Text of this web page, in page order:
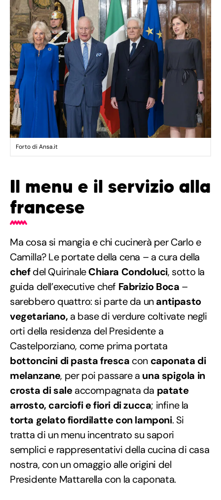
Forto di Ansa.it
Il menu e il servizio alla
francese
Ma cosa si mangia e chi cucinerà per Carlo e
Camilla? Le portate della cena – a cura della
chefdel QuirinaleChiara Condoluci, sotto la
guida dell’executive chef Fabrizio Boca –
sarebbero quattro: si parte da unantipasto
vegetariano, a base di verdure coltivate negli
orti della residenza del Presidente a
Castelporziano, come prima portata
bottoncini di pasta fresca con caponata di
melanzane, per poi passare a una spigola in
crosta di saleaccompagnata da patate
arrosto, carciofi e fiori di zucca; infine la
torta gelato fiordilatte con lamponi. Si
tratta di un menu incentrato su sapori
semplici e rappresentativi della cucina di casa
nostra, con un omaggio alle origini del
Presidente Mattarella con la caponata.